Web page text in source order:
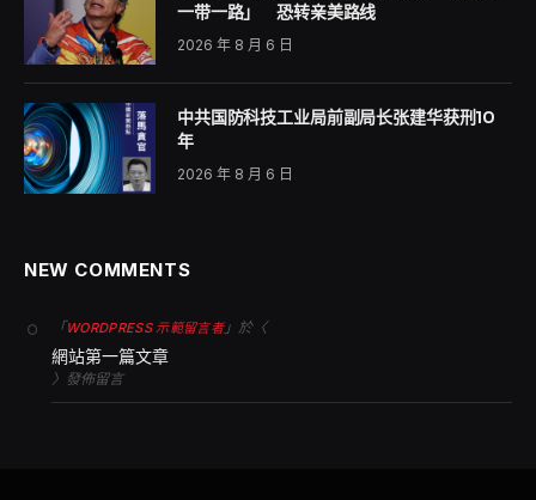
一带一路」 恐转亲美路线
2026 年 8 月 6 日
中共国防科技工业局前副局长张建华获刑10
年
2026 年 8 月 6 日
NEW COMMENTS
「WORDPRESS 示範留言者」於〈
網站第一篇文章
〉發佈留言